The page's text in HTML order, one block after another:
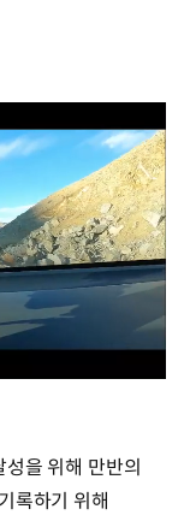
을 위해 만반의
록하기 위해